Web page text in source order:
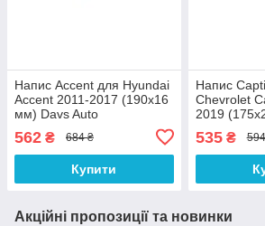
Напис Accent для Hyundai
Accent 2011-2017 (190х16
мм) Davs Auto
562 ₴ 684 ₴
Купити
Напис
Chevrolet
2019
535₴
Акційні пропозиції та новинки